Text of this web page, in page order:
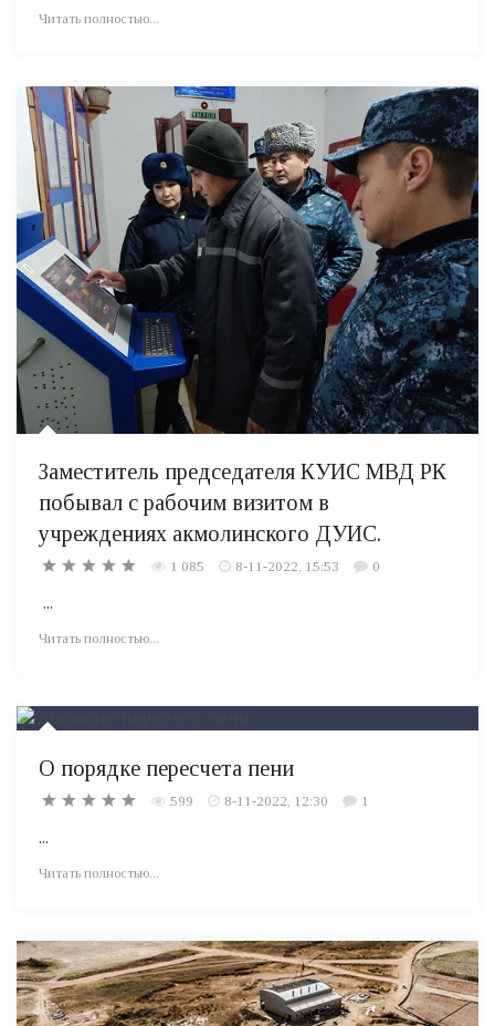
Читать полностью...
Заместитель председателя​ КУИС МВД РК
побывал с рабочим​ визитом​ в
учреждениях акмолинского ДУИС.
1 085 8-11-2022, 15:53 0
...
Читать полностью...
О порядке пересчета пени
599 8-11-2022, 12:30 1
...
Читать полностью...